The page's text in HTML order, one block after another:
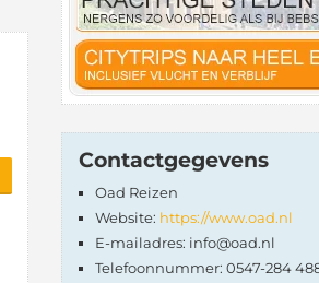
Contactgegevens
Oad Reizen
Website: https://www.oad.nl
E-mailadres: info@oad.nl
Telefoonnummer: 0547-284